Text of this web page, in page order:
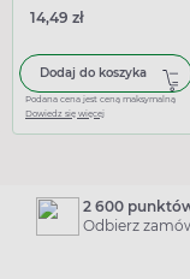
14,49 zł
Dodaj do koszyka
Podana cena jest ceną maksymalną
Dowiedz się więcej
2 600
Odbierz